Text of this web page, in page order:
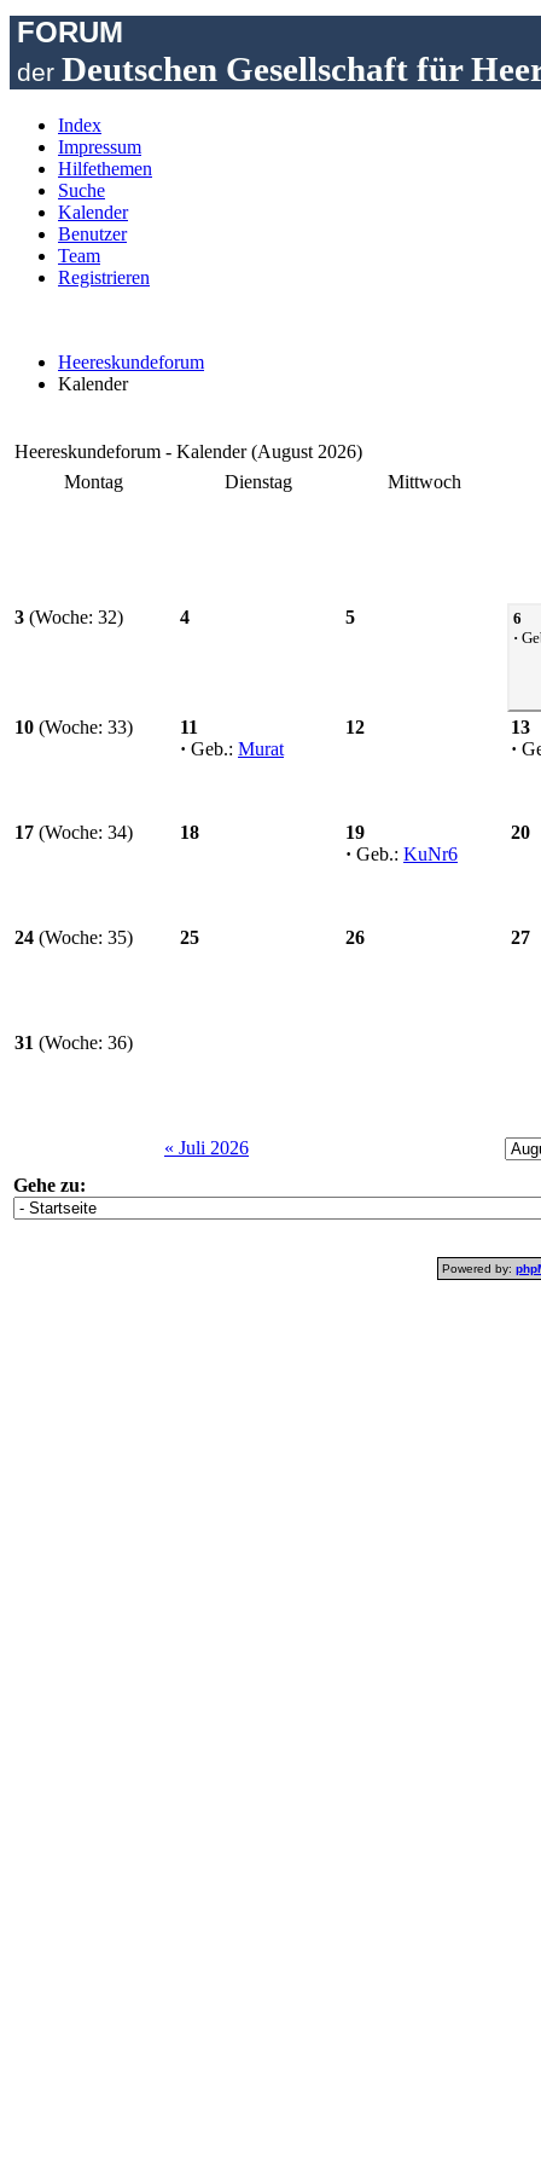
FORUM
der Deutschen Gesellschaft für
Index
Impressum
Hilfethemen
Suche
Kalender
Benutzer
Team
Registrieren
Heereskundeforum
Kalender
Heereskundeforum - Kalender (August 2026)
Montag
Dienstag Mittwoch
3 (Woche: 32) 4 5
6
·
10 (Woche: 33)
11
· Geb.: Murat
12
13
·
17 (Woche: 34) 18
19
· Geb.: KuNr6
20
24 (Woche: 35) 25 26 27
31 (Woche: 36)
« Juli 2026
Gehe zu:
Powered by: